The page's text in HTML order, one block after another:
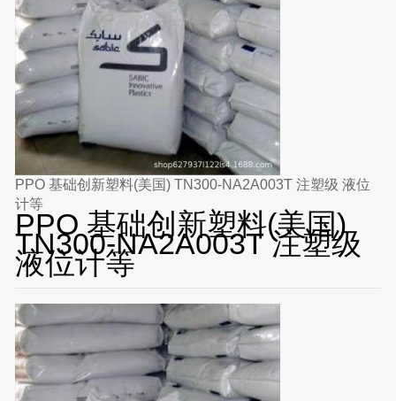
PPO 基础创新塑料(美国) TN300-NA2A003T 注塑级 液位
计等
PPO 基础创新塑料(美国)
TN300-NA2A003T 注塑级
液位计等